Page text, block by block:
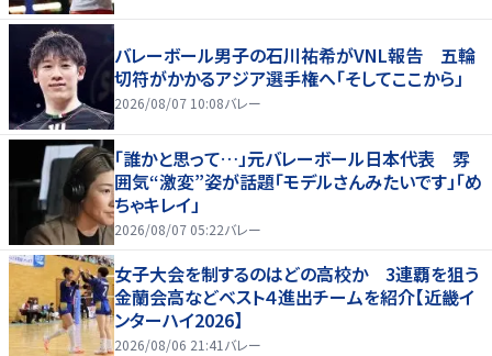
バレーボール男子の石川祐希がVNL報告 五輪
切符がかかるアジア選手権へ「そしてここから」
2026/08/07 10:08バレー
「誰かと思って…」元バレーボール日本代表 雰
囲気“激変”姿が話題「モデルさんみたいです」「め
ちゃキレイ」
2026/08/07 05:22バレー
女子大会を制するのはどの高校か 3連覇を狙う
金蘭会高などベスト４進出チームを紹介【近畿イ
ンターハイ2026】
2026/08/06 21:41 バレー